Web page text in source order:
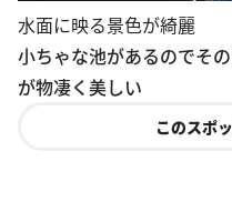
小ちゃな池があるのでそ
が物凄く美しい